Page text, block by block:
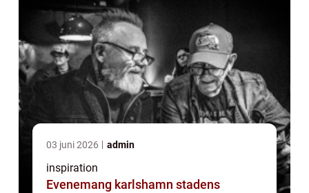
03 juni 2026 admin
inspiration
Evenemang karlshamn stadens